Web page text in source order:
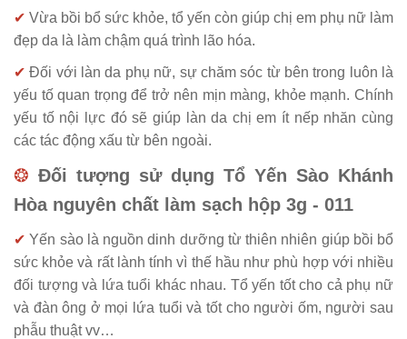
✔ Vừa bồi bổ sức khỏe, tổ yến còn giúp chị em phụ nữ làm
đẹp da là làm chậm quá trình lão hóa.
✔Đối với làn da phụ nữ, sự chăm sóc từ bên trong luôn là
yếu tố quan trọng để trở nên mịn màng, khỏe mạnh. Chính
yếu tố nội lực đó sẽ giúp làn da chị em ít nếp nhăn cùng
các tác động xấu từ bên ngoài.
❂ Đối tượng sử dụng Tổ Yến Sào Khánh
Hòa nguyên chất làm sạch hộp 3g - 011
✔Yến sào là nguồn dinh dưỡng từ thiên nhiên giúp bồi bổ
sức khỏe và rất lành tính vì thế hầu như phù hợp với nhiều
đối tượng và lứa tuổi khác nhau. Tổ yến tốt cho cả phụ nữ
và đàn ông ở mọi lứa tuổi và tốt cho người ốm, người sau
phẫu thuật vv…